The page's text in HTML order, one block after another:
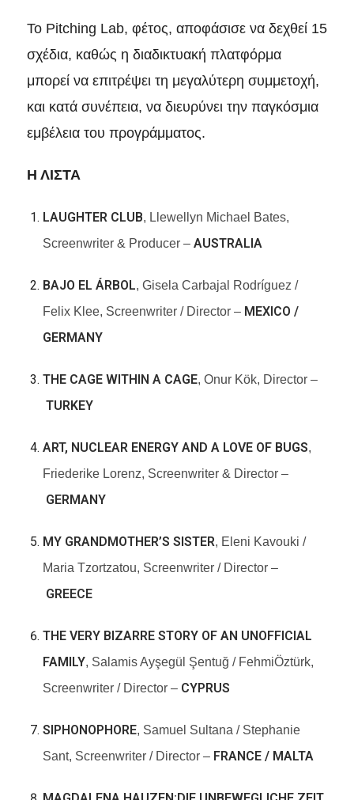
Το Pitching Lab, φέτος, αποφάσισε να δεχθεί 15
σχέδια, καθώς η διαδικτυακή πλατφόρμα
μπορεί να επιτρέψει τη μεγαλύτερη συμμετοχή,
και κατά συνέπεια, να διευρύνει την παγκόσμια
εμβέλεια του προγράμματος.
Η ΛΙΣΤΑ
LAUGHTER CLUB, Llewellyn Michael Bates,
Screenwriter & Producer – AUSTRALIA
BAJO EL ÁRBOL, Gisela Carbajal Rodríguez /
Felix Klee, Screenwriter / Director – MEXICO /
GERMANY
THE CAGE WITHIN A CAGE, Onur Kök, Director –
TURKEY
ART, NUCLEAR ENERGY AND A LOVE OF BUGS,
Friederike Lorenz, Screenwriter & Director –
GERMANY
MY GRANDMOTHER’S SISTER, Eleni Kavouki /
Maria Tzortzatou, Screenwriter / Director –
GREECE
THE VERY BIZARRE STORY OF AN UNOFFICIAL
FAMILY, Salamis Ayşegül Şentuğ / FehmiÖztürk,
Screenwriter / Director – CYPRUS
SIPHONOPHORE, Samuel Sultana / Stephanie
Sant, Screenwriter / Director – FRANCE / MALTA